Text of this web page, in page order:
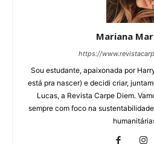
Mariana
https://
Sou estudante, apaixonada por
está pra nascer) e decidi criar,
Lucas, a Revista Carpe Diem.
sempre com foco na